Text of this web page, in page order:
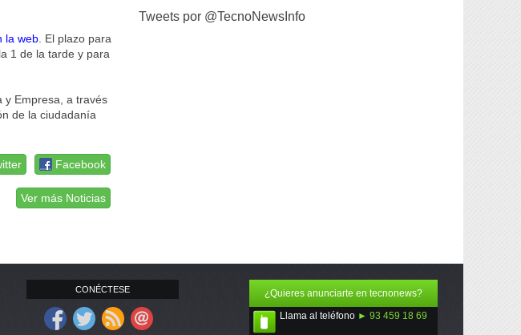
la web . El plazo para
1 de la tarde y para
y Empresa, a través
de la ciudadanía
Facebook
Ver más Noticias
Tweets por @TecnoNewsInfo
CONÉCTESE
¿Quieres anunciarte en tecnonews?
Llama al teléfono ► 93 459 18 69